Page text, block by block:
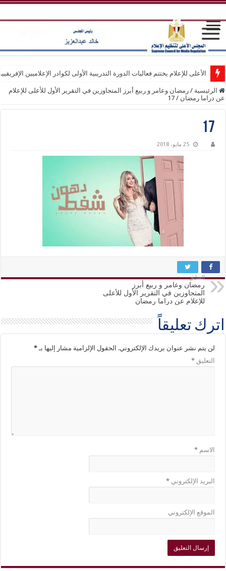
الأعلى للإعلام يختتم فعاليات الدورة التدريبية الأولى لكوادر الإعلاميين
الرئيسية / رمضان وعامر و ربيع أبرز المتجاوزين في التقرير الأول للأعلى للإعلام
عن دراما رمضان /
17
17
25 مايو، 2018
السابق
رمضان وعامر و ربيع أبرز
المتجاوزين في التقرير الأول للأعلى
للإعلام عن دراما رمضان
اترك تعليقاً
لن يتم نشر عنوان بريدك الإلكتروني. الحقول الإلزامية مشار إليها بـ*
التعليق*
الاسم*
البريد الإلكتروني*
الموقع الإلكتروني